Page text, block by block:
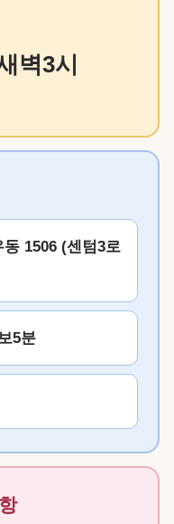
벽3시
1506 (센텀3로
5분